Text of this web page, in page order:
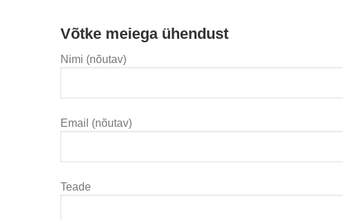
Võtke meiega ühendust
Nimi (nõutav)
Email (nõutav)
Teade